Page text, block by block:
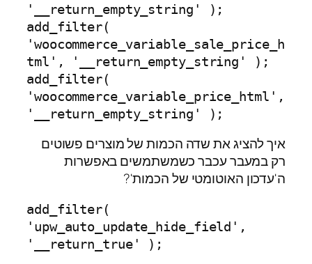
'__return_empty_string' );
add_filter(
'woocommerce_variable_sale_price_h
tml', '__return_empty_string' );
add_filter(
'woocommerce_variable_price_html',
'__return_empty_string' );
איך להציג את שדה הכמות של מוצרים פשוטים
רק במעבר עכבר כשמשתמשים באפשרות
ה'עדכון האוטומטי של הכמות'?
add_filter(
'upw_auto_update_hide_field',
'__return_true' );